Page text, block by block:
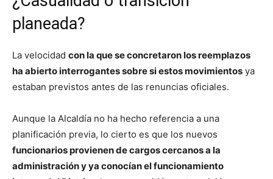
planeada?
La velocidad con la que se concretaron los reemplazos
ha abierto interrogantes sobre si estos movimientos ya
estaban previstos antes de las renuncias oficiales.
Aunque la Alcaldía no ha hecho referencia a una
planificación previa, lo cierto es que los nuevos
funcionarios provienen de cargos cercanos a la
administración y ya conocían el funcionamiento